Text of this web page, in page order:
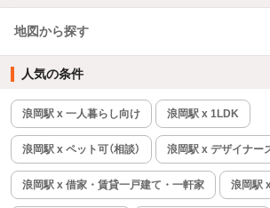
地図から探す
人気の条件
浪岡駅 x 一人暮らし向け 浪岡駅 x 1LDK
浪岡駅 x ペット可（相談） 浪岡駅 x デザイナー
浪岡駅 x 借家・賃貸一戸建て・一軒家 浪岡駅